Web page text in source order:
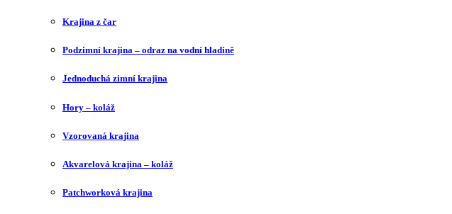
Krajina z čar
Podzimní krajina – odraz na vodní hladině
Jednoduchá zimní krajina
Hory – koláž
Vzorovaná krajina
Akvarelová krajina – koláž
Patchworková krajina